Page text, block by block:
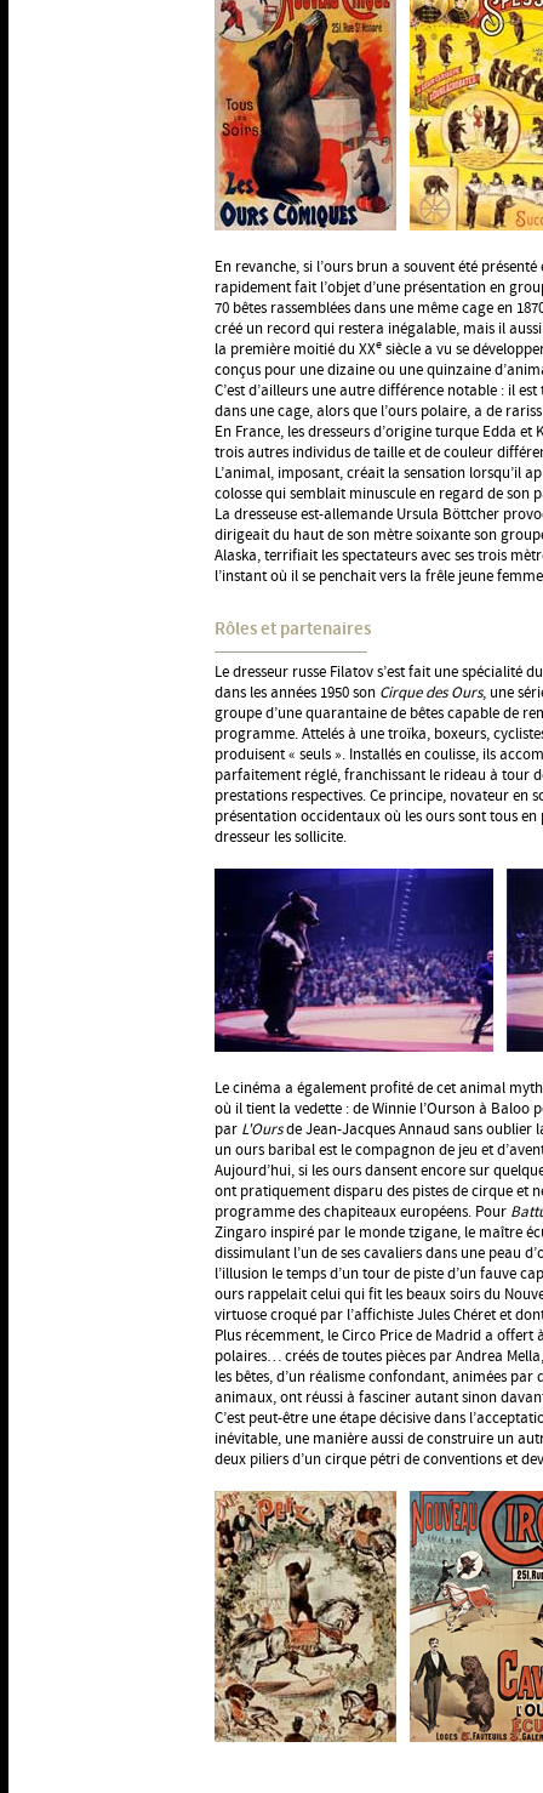
En revanche, si l’ours brun a souvent été
rapidement fait l’objet d’une présentation en
70 bêtes rassemblées dans une même cage en
créé un record qui restera inégalable, mais il
la première moitié du XXe siècle a vu se
conçus pour une dizaine ou une quinzaine
C’est d’ailleurs une autre différence notable : il
dans une cage, alors que l’ours polaire, a de
En France, les dresseurs d’origine turque Edda et
trois autres individus de taille et de couleur
L’animal, imposant, créait la sensation lorsqu’il
colosse qui semblait minuscule en regard de
La dresseuse est-allemande Ursula Böttcher
dirigeait du haut de son mètre soixante son
Alaska, terrifiait les spectateurs avec ses trois
l’instant où il se penchait vers la frêle jeune
Rôles et partenaires
Le dresseur russe Filatov s’est fait une spécialité
dans les années 1950 son Cirque des Ours, une
groupe d’une quarantaine de bêtes capable de
programme. Attelés à une troïka, boxeurs,
produisent « seuls ». Installés en coulisse, ils
parfaitement réglé, franchissant le rideau à tour
prestations respectives. Ce principe, novateur en
présentation occidentaux où les ours sont tous
dresseur les sollicite.
Le cinéma a également profité de cet animal
où il tient la vedette : de Winnie l’Ourson à Baloo
par L'Oursde Jean-Jacques Annaud sans oublier
un ours baribal est le compagnon de jeu et
Aujourd’hui, si les ours dansent encore sur
ont pratiquement disparu des pistes de cirque et
programme des chapiteaux européens. Pour
Zingaro inspiré par le monde tzigane, le maître
dissimulant l’un de ses cavaliers dans une peau
l’illusion le temps d’un tour de piste d’un fauve
ours rappelait celui qui fit les beaux soirs du
virtuose croqué par l’affichiste Jules Chéret et
Plus récemment, le Circo Price de Madrid a offert
polaires… créés de toutes pièces par Andrea
les bêtes, d’un réalisme confondant, animées
animaux, ont réussi à fasciner autant sinon
C’est peut-être une étape décisive dans
inévitable, une manière aussi de construire un
deux piliers d’un cirque pétri de conventions et